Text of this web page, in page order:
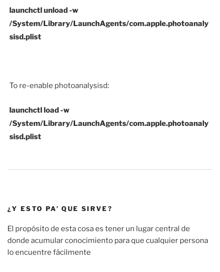
launchctl unload -w
/System/Library/LaunchAgents/com.apple.photoanaly
sisd.plist
To re-enable photoanalysisd:
launchctl load -w
/System/Library/LaunchAgents/com.apple.photoanaly
sisd.plist
¿Y ESTO PA’ QUE SIRVE?
El propósito de esta cosa es tener un lugar central de
donde acumular conocimiento para que cualquier persona
lo encuentre fácilmente